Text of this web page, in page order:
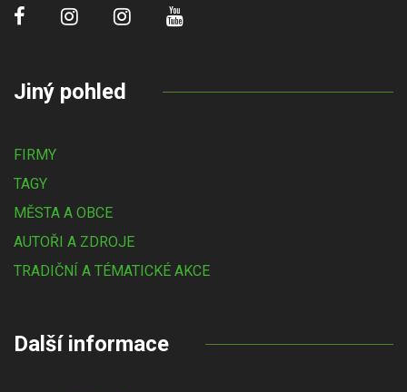
Jiný pohled
FIRMY
TAGY
MĚSTA A OBCE
AUTOŘI A ZDROJE
TRADIČNÍ A TÉMATICKÉ AKCE
Další informace